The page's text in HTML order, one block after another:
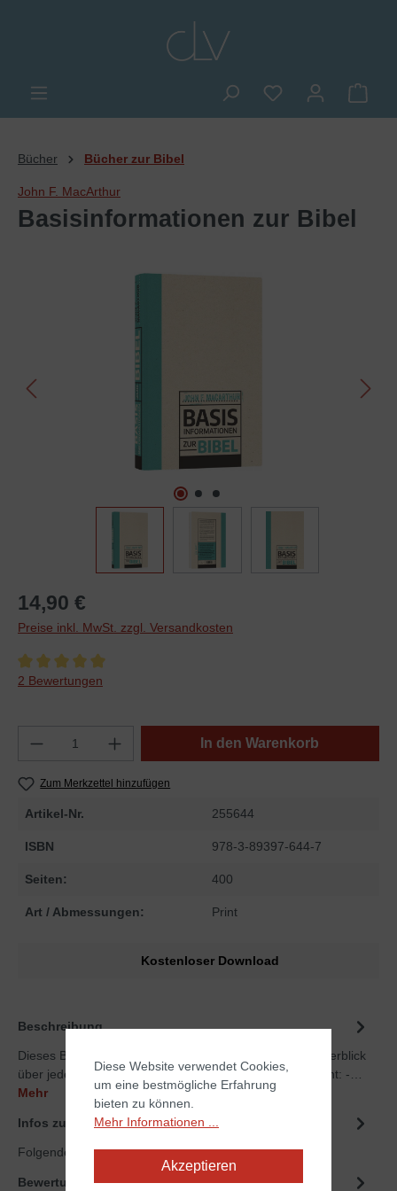
Du hast 0
Bücher Bücher zur Bibel
John F. MacArthur
Basisinformationen zur Bibel
Bildergalerie überspringen
14,90 €
Preise inkl. MwSt. zzgl. Versandkosten
Durchschnittliche Bewertung von 5 von 5 Sternen
2 Bewertungen
In den Warenkorb
Zum Merkzettel hinzufügen
Artikel-Nr. 255644
ISBN 978-3-89397-644-7
Seiten: 400
Art / Abmessungen: Print
Kostenloser Download
Beschreibung
Dieses Buch verschafft Ihnen in kürzester Zeit einen Überblick
über jedes Buch der Bibel. Einige Punkte in der Übersicht: -…
Mehr
Infos zum Autor
Folgende Infos zum Autor sind verfübar...Mehr
Bewertungen
Diese Website verwendet Cookies,
um eine bestmögliche Erfahrung
bieten zu können.
Mehr Informationen ...
Akzeptieren